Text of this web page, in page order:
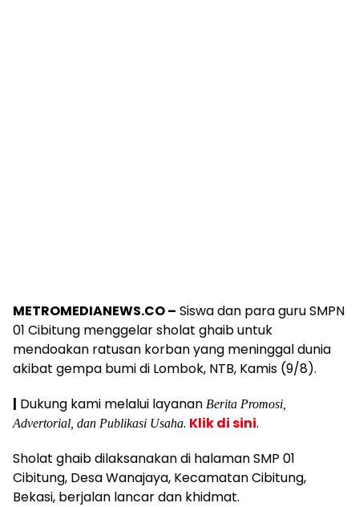
METROMEDIANEWS.CO – Siswa dan para guru SMPN
01 Cibitung menggelar sholat ghaib untuk
mendoakan ratusan korban yang meninggal dunia
akibat gempa bumi di Lombok, NTB, Kamis (9/8).
| Dukung kami melalui layanan Berita Promosi,
Advertorial, dan Publikasi Usaha. Klik di sini.
Sholat ghaib dilaksanakan di halaman SMP 01
Cibitung, Desa Wanajaya, Kecamatan Cibitung,
Bekasi, berjalan lancar dan khidmat.